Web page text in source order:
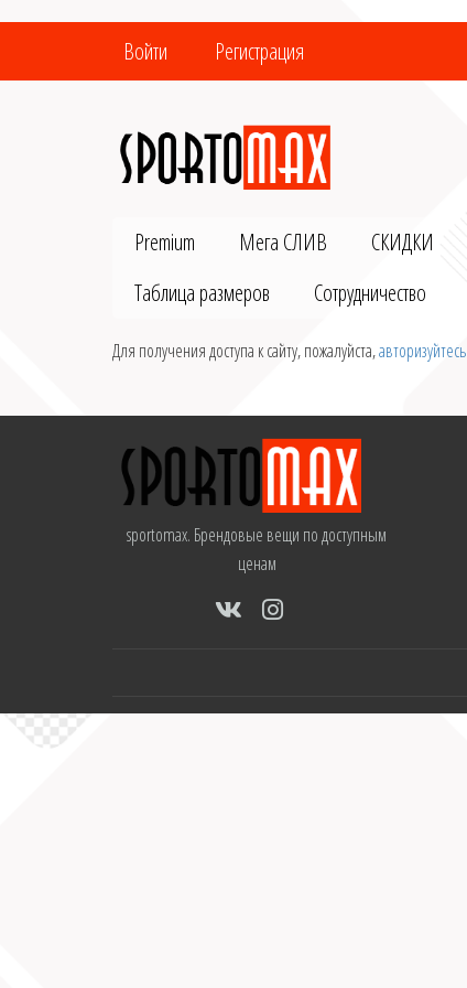
Войти Регистрация
Premium Мега СЛИВ СКИДКИ
Таблица размеров
Сотрудничество
Для получения доступа к сайту, пожалуйста,авторизуйтесь
sportomax. Брендовые вещи по доступным
ценам